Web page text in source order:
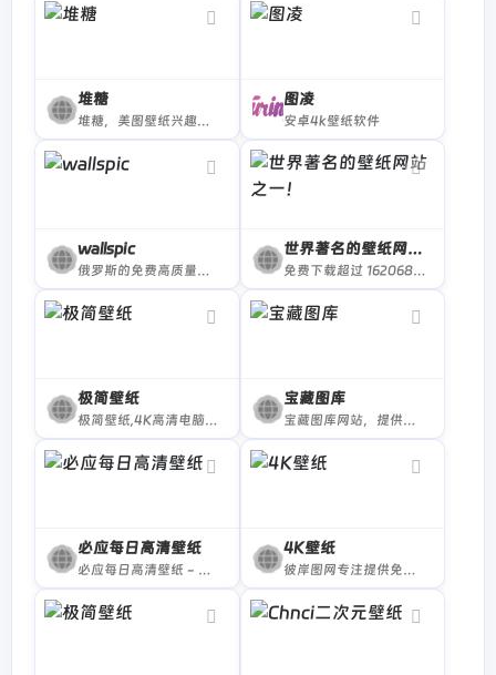
堆糖
堆糖，美图壁纸兴趣社区。收录几十亿高清优质图片，数千万用户的珍藏分享，一键收藏下载美图，点亮生活无限灵感，做你的美好研究所：拥有高清壁纸、情侣头像、明星爱豆、影视动漫、情感文字、表情包、绘画手帐、P图教程、美妆穿搭、歌词台词、可爱萌宠等多种图片分类。你想要的风景壁纸、聊天背景、朋友圈背景、动漫头像都可以在这里找到。
图凌
安卓4k壁纸软件
wallspic
俄罗斯的免费高质量壁纸网站
世界著名的壁纸网站之一！
免费下载超过 1620689 高清桌面壁纸, 世界著名的壁纸网站.
极简壁纸
极简壁纸,4K高清电脑桌面壁纸图库,海量4K电脑壁纸,壁纸网站,美女,动漫,风景,4k高清,4k超清,电脑壁纸桌面
宝藏图库
宝藏图库网站，提供海量高清壁纸资源，动漫、游戏、美女、风景等壁纸类型应有尽有。
必应每日高清壁纸
必应每日高清壁纸 - 精彩，从这里开始
4K壁纸
彼岸图网专注提供免费4K壁纸,电脑壁纸,4K高清壁纸下载,4K,5K,6K,7K,8K壁纸图片素材,包含4K风景壁纸、4K美女壁纸、4K游戏壁纸、4K卡通动漫壁纸、4K动物壁纸、4K汽车壁纸、4K手机壁纸等。把4K高清壁纸推荐给您,让您更快的找到您想要的4K壁纸